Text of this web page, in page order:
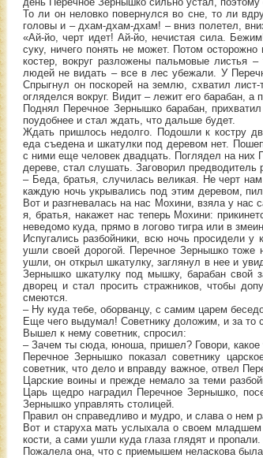
То ли он неловко повернулся во сне, то ли
головы и – дхам-дхам-дхам! – вниз полетел,
«Ай-йо, черт идет! Ай-йо, нечистая сила.
суку, ничего понять не может. Потом
костер, вокруг разложены пальмовые
людей не видать – все в лес убежали. У
Спрыгнул он поскорей на землю, схватил
огляделся вокруг. Видит – лежит его барабан,
Поднял Перечное Зернышко барабан,
поудобнее и стал ждать, что дальше будет.
Ждать пришлось недолго. Подошли к костру
еда съедена и шкатулки под деревом нет.
с ними еще человек двадцать. Поглядел на них
дереве, стал слушать. Заговорил предводитель
– Беда, братья, случилась великая. Не черт
каждую ночь укрывались под этим деревом,
Вот и разгневалась на нас Мохини, взяла у нас
я, братья, накажет нас теперь Мохини:
неведомо куда, прямо в логово тигра или в
Испугались разбойники, всю ночь просидели у
ушли своей дорогой. Перечное Зернышко тоже
ушли, он открыл шкатулку, заглянул в нее и
Зернышко шкатулку под мышку, барабан свой
дворец и стал просить стражников, чтобы
смеются.
– Ну куда тебе, оборванцу, с самим царем
Еще чего выдумал! Советнику доложим, и за то
Вышел к нему советник, спросил:
– Зачем ты сюда, юноша, пришел? Говори, какое
Перечное Зернышко показал советнику
советник, что дело и вправду важное, отвел
Царские воины и прежде немало за теми
Царь щедро наградил Перечное Зернышко,
Зернышко управлять столицей.
Правил он справедливо и мудро, и слава о нем
Вот и старуха мать услыхала о своем
кости, а сами ушли куда глаза глядят и
Пожалела она, что с приемышем неласкова